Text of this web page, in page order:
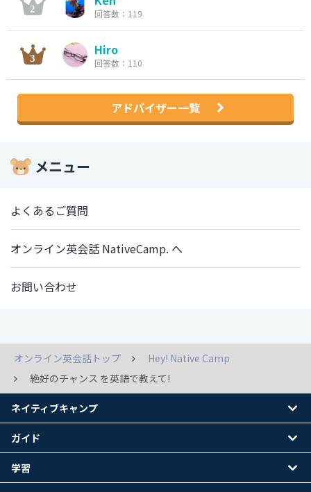
回答数：119
Hiro
回答数：110
アドバイザー一覧
メニュー
よくあるご質問
オンライン英会話 NativeCamp. へ
お問い合わせ
オンライン英会話トップ
Hey! Native Camp
絶好のチャンス を英語で教えて!
ネイティブキャンプ
ガイド
学習